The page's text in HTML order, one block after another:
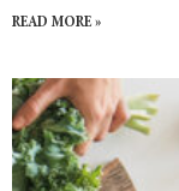
READ MORE »